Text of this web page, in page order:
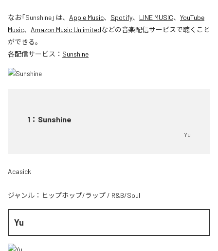
なお「Sunshine」は、 Apple Music、 Spotify、 LINE MUSIC、 YouTube
Music、 Amazon Music Unlimitedなどの音楽配信サービスで聴くこと
ができる。
各配信サービス： Sunshine
1 ： Sunshine
Yu
Acasick
ジャンル： ヒップホップ/ラップ / R&B/Soul
Yu